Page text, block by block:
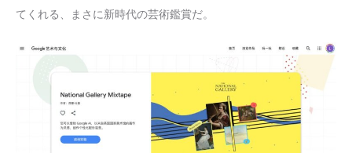
てくれる、まさに新時代の芸術鑑賞だ。